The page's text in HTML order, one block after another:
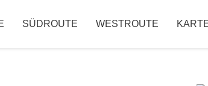
SÜDROUTE WESTROUTE